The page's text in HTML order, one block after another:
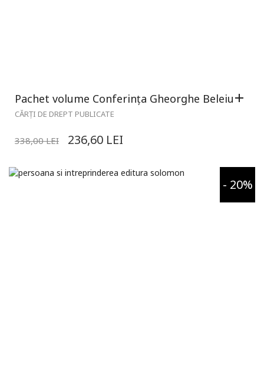
Pachet volume Conferința Gheorghe Beleiu
CĂRȚI DE DREPT PUBLICATE
338,00LEI 236,60 LEI
- 20%